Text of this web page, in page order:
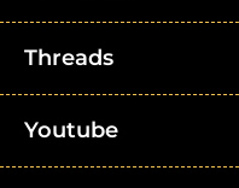
Threads
Youtube